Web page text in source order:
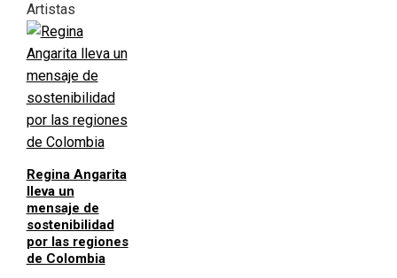
Artistas
Regina Angarita
lleva un
mensaje de
sostenibilidad
por las regiones
de Colombia